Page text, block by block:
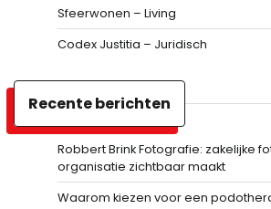
Sfeerwonen – Living
Codex Justitia – Juridisch
Recente berichten
Robbert Brink Fotografie: zakelijke
organisatie zichtbaar maakt
Waarom kiezen voor een